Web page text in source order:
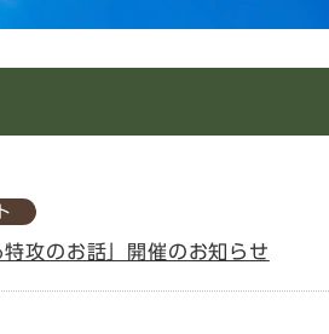
審査結果について
攻のお話」開催のお知らせ